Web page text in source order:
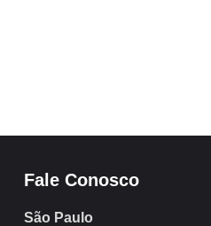
Fale Conosco
São Paulo